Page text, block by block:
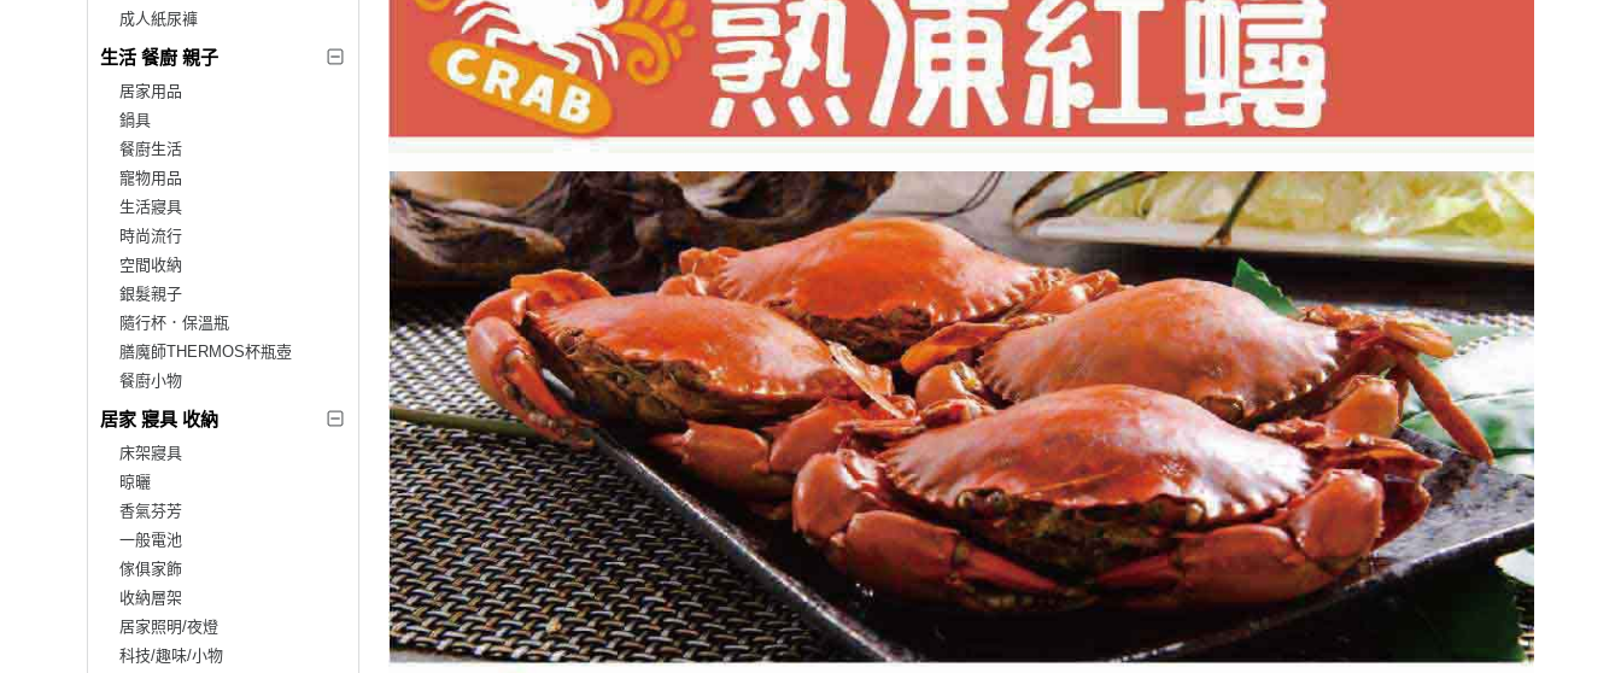
成人紙尿褲
生活 餐廚 親子
居家用品
鍋具
餐廚生活
寵物用品
生活寢具
時尚流行
空間收納
銀髮親子
隨行杯．保溫瓶
膳魔師THERMOS杯瓶壺
餐廚小物
居家 寢具 收納
床架寢具
晾曬
香氣芬芳
一般電池
傢俱家飾
收納層架
居家照明/夜燈
科技/趣味/小物